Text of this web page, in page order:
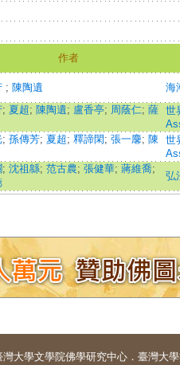
作者
; 陳陶遺 海
; 夏超; 陳陶遺; 盧香亭; 周蔭仁; 薩
世
; 孫傳芳; 夏超; 釋諦閑 ; 張一麐; 陳
世
; 沈祖緜; 范古農; 張健華; 蔣維喬;
弘
灣大學文學院佛學研究中心 ． 臺灣大